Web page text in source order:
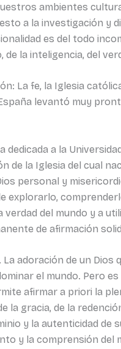
ambientes
a la investigación y
es del todo
la inteligencia, del
La fe, la Iglesia
levantó muy
a la
de la Iglesia del cual
personal y
explorarlo,
del mundo y a
de afirmación
adoración de un Dios
el mundo. Pero
afirmar a priori la
gracia, de la
y la autenticidad
y la comprensión del